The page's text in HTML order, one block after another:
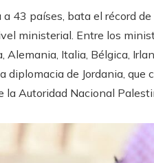
a 43 países, bata el récord
ministerial. Entre los
Italia, Bélgica,
de Jordania, que
la Autoridad Nacional